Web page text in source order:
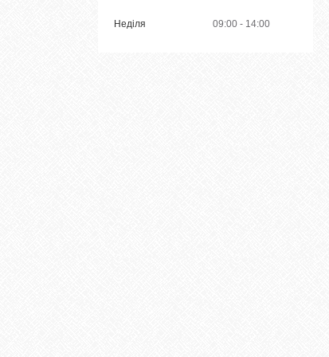
Неділя 09:00 14:00